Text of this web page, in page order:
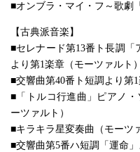
■オンブラ・マイ・フ～歌劇
【古典派音楽】
■セレナード第13番ト長調「
より第1楽章（モーツァルト）
■交響曲第40番ト短調より第
■「トルコ行進曲」ピアノ
ーツァルト）
■キラキラ星変奏曲（モーツ
■交響曲第5番ハ短調「運命